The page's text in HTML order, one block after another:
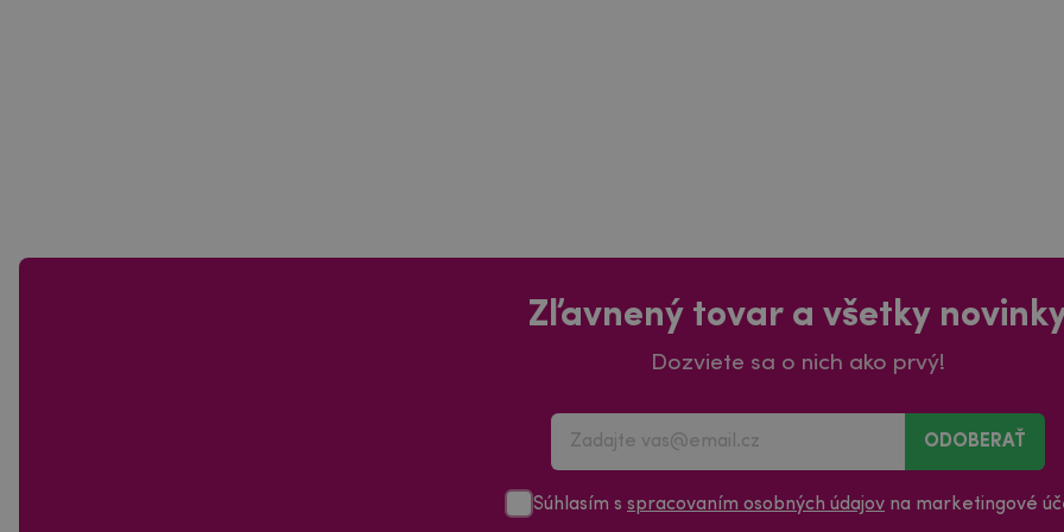
Zľavnený tovar a všetky
Dozviete sa o nich ako prvý!
ODOBERAŤ
Súhlasím s spracovaním osobných údajov na marketingové